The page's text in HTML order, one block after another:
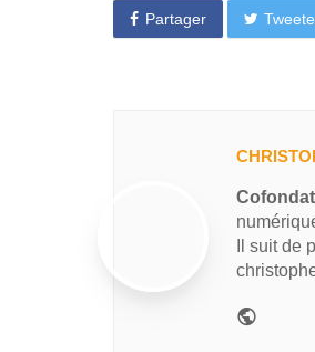
Partager
Il suit de